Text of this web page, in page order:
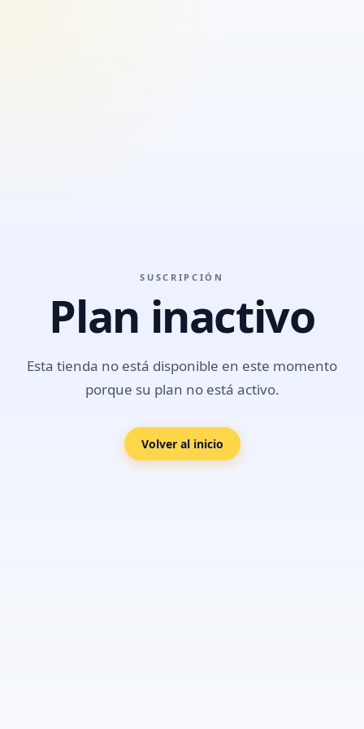
SUSCRIPCIÓN
Plan inactivo
Esta tienda no está disponible en este momento
porque su plan no está activo.
Volver al inicio